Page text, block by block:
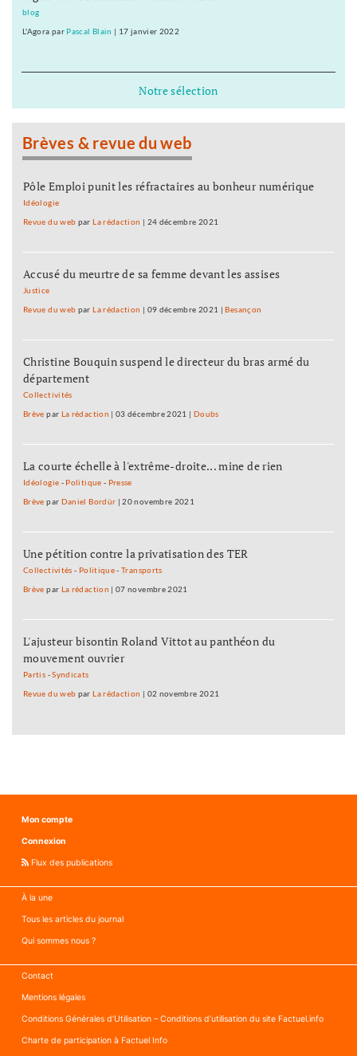
blog
L'Agora par Pascal Blain | 17 janvier 2022
Notre sélection
Brèves & revue du web
Pôle Emploi punit les réfractaires au bonheur numérique
Idéologie
Revue du web parLa rédaction | 24 décembre 2021
Accusé du meurtre de sa femme devant les assises
Justice
Revue du web parLa rédaction | 09 décembre 2021 |Besançon
Christine Bouquin suspend le directeur du bras armé du
département
Collectivités
Brève par La rédaction |03 décembre 2021 | Doubs
La courte échelle à l'extrême-droite... mine de rien
Idéologie - Politique - Presse
Brève par Daniel Bordür |20 novembre 2021
Une pétition contre la privatisation des TER
Collectivités - Politique-Transports
Brève par La rédaction |07 novembre 2021
L'ajusteur bisontin Roland Vittot au panthéon du
mouvement ouvrier
Partis -Syndicats
Revue du web parLa rédaction | 02 novembre 2021
Mon compte
Connexion
Flux des publications
À la une
Tous les articles du journal
Qui sommes nous ?
Contact
Mentions légales
Conditions Générales d’Utilisation – Conditions d’utilisation du site Factuel.info
Charte de participation à Factuel Info